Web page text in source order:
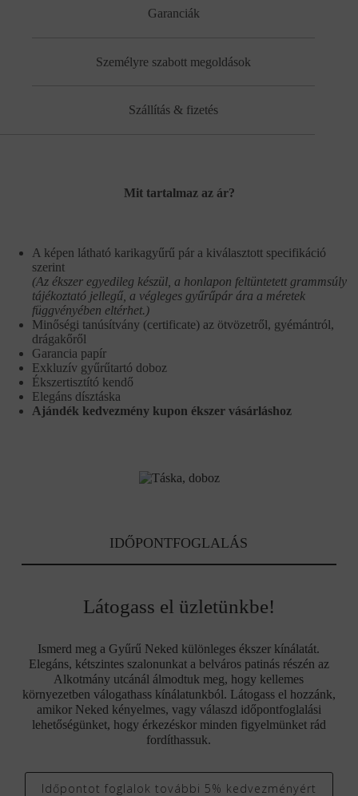
Garanciák
Személyre szabott megoldások
Szállítás & fizetés
Mit tartalmaz az ár?
A képen látható karikagyűrű pár a kiválasztott specifikáció
szerint
(Az ékszer egyedileg készül, a honlapon feltüntetett grammsúly
tájékoztató jellegű, a végleges gyűrűpár ára a méretek
függvényében eltérhet.)
Minőségi tanúsítvány (certificate) az ötvözetről, gyémántról,
drágakőről
Garancia papír
Exkluzív gyűrűtartó doboz
Ékszertisztító kendő
Elegáns dísztáska
Ajándék kedvezmény kupon ékszer vásárláshoz
IDŐPONTFOGLALÁS
Látogass el üzletünkbe!
Ismerd meg a Gyűrű Neked különleges ékszer kínálatát.
Elegáns, kétszintes szalonunkat a belváros patinás részén az
Alkotmány utcánál álmodtuk meg, hogy kellemes
környezetben válogathass kínálatunkból. Látogass el hozzánk,
amikor Neked kényelmes, vagy válaszd időpontfoglalási
lehetőségünket, hogy érkezéskor minden figyelmünket rád
fordíthassuk.
Időpontot foglalok további 5% kedvezményért